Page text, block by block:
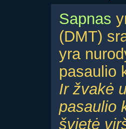
Sapnas
(DMT)
yra
pasaulio
Ir žvakė
pasaulio
švietė